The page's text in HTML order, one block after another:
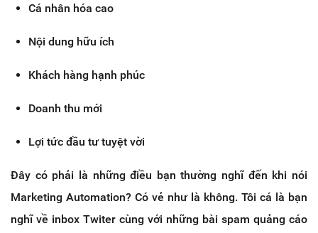
Cá nhân hóa cao
Nội dung hữu ích
Khách hàng hạnh phúc
Doanh thu mới
Lợi tức đầu tư tuyệt vời
Đây có phải là những điều bạn thường nghĩ đến khi nói
Marketing Automation? Có vẻ như là không. Tôi cá là bạn
nghĩ về inbox Twiter cùng với những bài spam quảng cáo